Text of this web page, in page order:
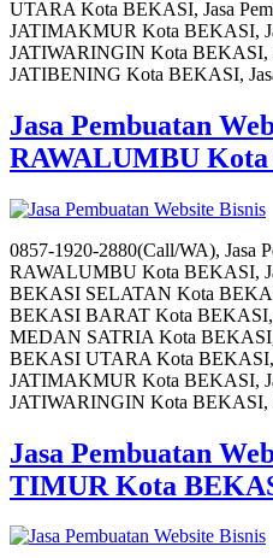
UTARA Kota BEKASI, Jasa
JATIMAKMUR Kota BEKASI,
JATIWARINGIN Kota BEKASI,
JATIBENING Kota BEKASI,
Jasa Pembuatan
RAWALUMBU
0857-1920-2880(Call/WA), Jasa
RAWALUMBU Kota BEKASI,
BEKASI SELATAN Kota
BEKASI BARAT Kota BEKASI,
MEDAN SATRIA Kota BEKASI,
BEKASI UTARA Kota BEKASI,
JATIMAKMUR Kota BEKASI,
JATIWARINGIN Kota
Jasa Pembuatan
TIMUR Kota